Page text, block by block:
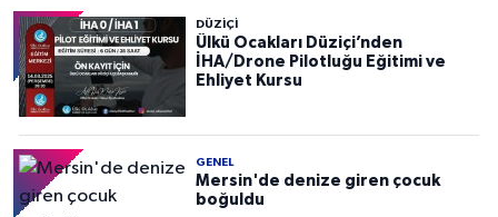
DÜZIÇI
Ülkü Ocakları Düziçi’nden
İHA/Drone Pilotluğu Eğitimi ve
Ehliyet Kursu
GENEL
Mersin'de denize giren çocuk
boğuldu